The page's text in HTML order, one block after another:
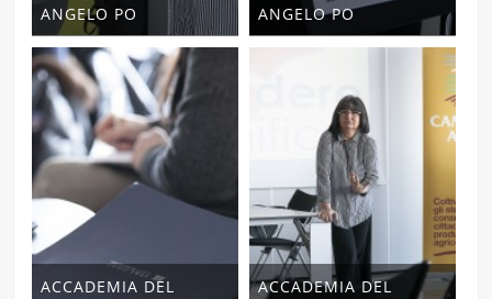
ANGELO PO
ANGELO PO
ACCADEMIA DEL
ACCADEMIA DEL